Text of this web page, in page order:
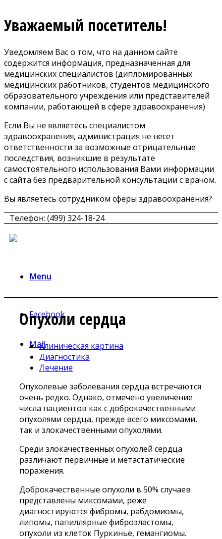
Уважаемый посетитель!
Уведомляем Вас о том, что на данном сайте
содержится информация, предназначенная для
медицинских специалистов (дипломированных
медицинских работников, студентов медицинского
образовательного учреждения или представителей
компании, работающей в сфере здравоохранения)
Если Вы не являетесь специалистом
здравоохранения, администрация не несет
ответственности за возможные отрицательные
последствия, возникшие в результате
самостоятельного использования Вами информации
с сайта без предварительной консультации с врачом.
Вы являетесь сотрудником сферы здравоохранения?
Телефон: (499) 324-18-24
Menu
Facebook
Mail
Опухоли сердца
Клиническая картина
Диагностика
Лечение
Опухолевые заболевания сердца встречаются
очень редко. Однако, отмечено увеличение
числа пациентов как с доброкачественными
опухолями сердца, прежде всего миксомами,
так и злокачественными опухолями.
Среди злокачественных опухолей сердца
различают первичные и метастатические
поражения.
Доброкачественные опухоли в 50% случаев
представлены миксомами, реже
диагностируются фибромы, рабдомиомы,
липомы, папиллярные фиброэластомы,
опухоли из клеток Пуркинье, гемангиомы.